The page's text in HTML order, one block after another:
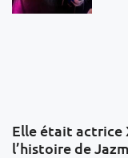
Elle était actrice
l’histoire de